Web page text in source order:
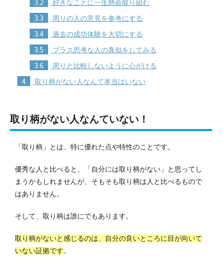
好きなことに一生懸命取り組む
3.3 周りの人の意見を参考にする
3.4 過去の成功体験を大切にする
3.5 プラス思考な人の真似をしてみる
3.6 周りと比較しないように心がける
4 取り柄がない人なんて本当はいない
取り柄がない人なんていない！
「取り柄」とは、特に優れた点や特性のことです。
優秀な人と比べると、「自分には取り柄がない」と思ってし
まうかもしれませんが、そもそも取り柄は人と比べるもので
はありません。
そして、取り柄は誰にでもあります。
取り柄がないと感じるのは、自分の良いところに目が向いて
いない証拠です。